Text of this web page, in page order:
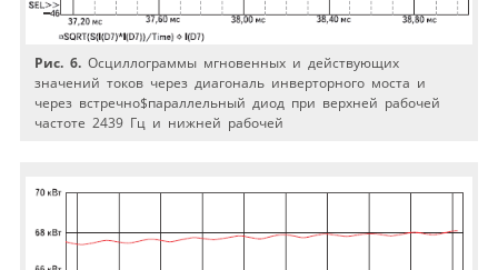
Рис. 6. Осциллограммы мгновенных и действующих
значений токов через диагональ инверторного моста и
через встречно$параллельный диод при верхней рабочей
частоте 2439 Гц и нижней рабочей